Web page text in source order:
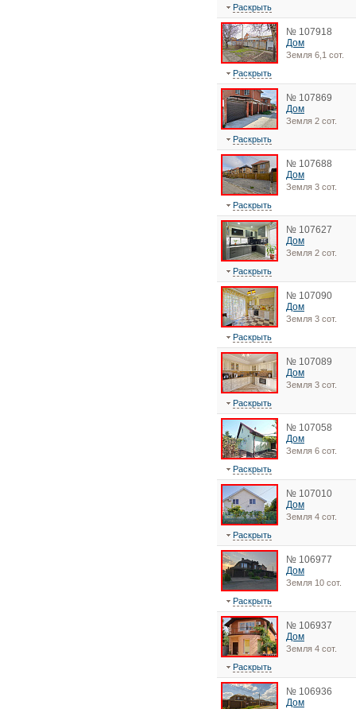
Раскрыть
№ 107918
Дом
Земля 6,1 сот.
Раскрыть
№ 107869
Дом
Земля 2 сот.
Раскрыть
№ 107688
Дом
Земля 3 сот.
Раскрыть
№ 107627
Дом
Земля 2 сот.
Раскрыть
№ 107090
Дом
Земля 3 сот.
Раскрыть
№ 107089
Дом
Земля 3 сот.
Раскрыть
№ 107058
Дом
Земля 6 сот.
Раскрыть
№ 107010
Дом
Земля 4 сот.
Раскрыть
№ 106977
Дом
Земля 10 сот.
Раскрыть
№ 106937
Дом
Земля 4 сот.
Раскрыть
№ 106936
Дом